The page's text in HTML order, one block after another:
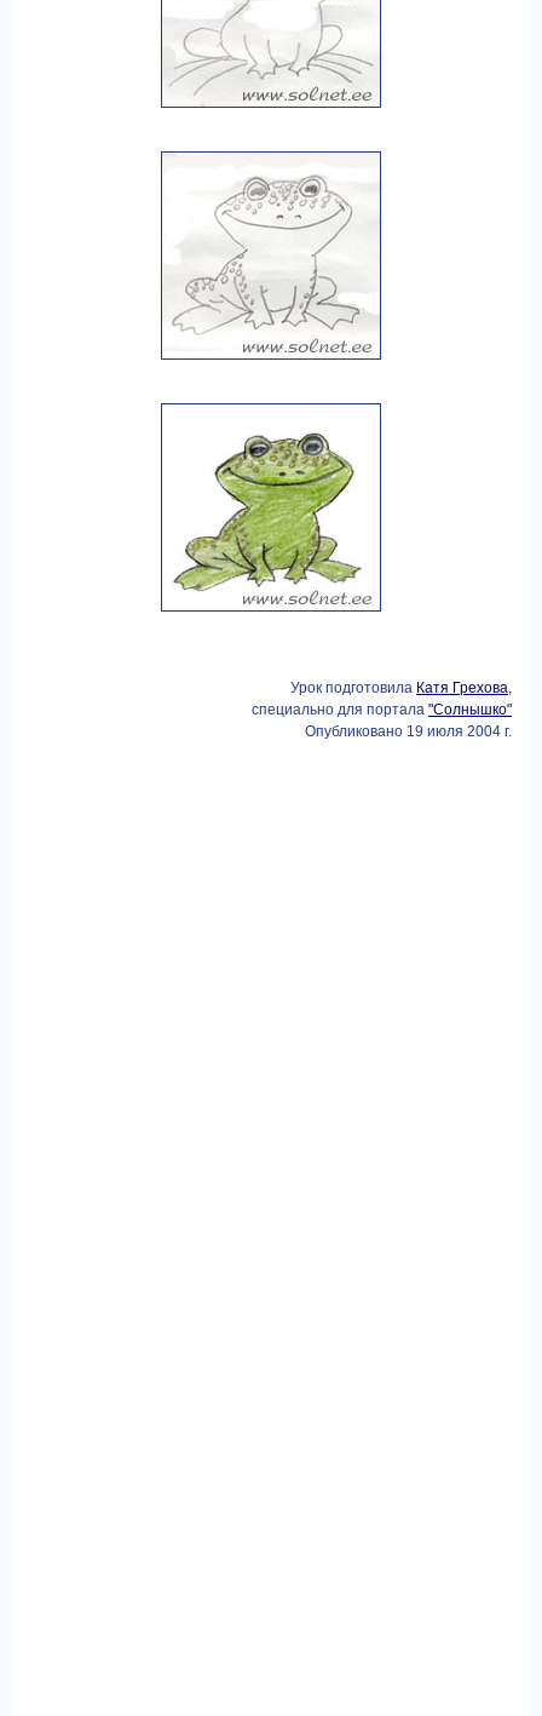
Урок подготовила Катя Грехова,
специально для портала "Солнышко"
Опубликовано 19 июля 2004 г.